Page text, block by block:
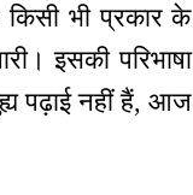
किसी भी प्रकार के
इसकी परिभाषा
पढ़ाई नहीं हैं, आज